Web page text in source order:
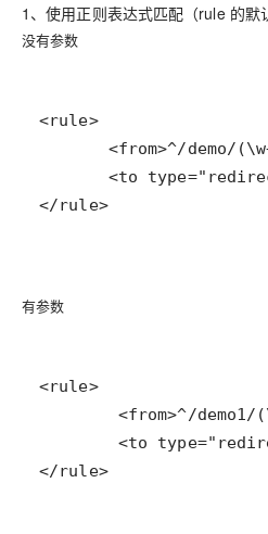
1、使用正则表达式匹配（rule 的默
没有参数
<rule>
</rule>
有参数
<rule>
</rule>